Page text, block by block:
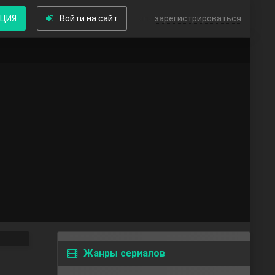
Войти на сайт зарегистрироваться
Жанры сериалов